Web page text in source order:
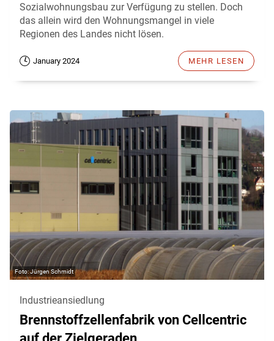
Sozialwohnungsbau zur Verfügung zu stellen. Doch
das allein wird den Wohnungsmangel in viele
Regionen des Landes nicht lösen.
January 2024 MEHR LESEN
Jürgen Schmidt
Industrieansiedlung
Brennstoffzellenfabrik von Cellcentric